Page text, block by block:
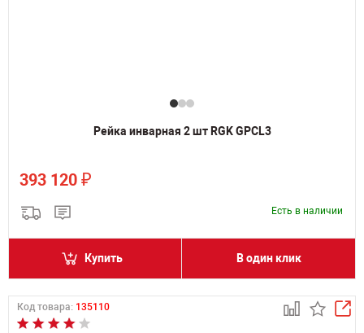
Рейка инварная 2 шт RGK GPCL3
393 120 ₽
Есть в наличии
Купить В один клик
Код товара: 135110